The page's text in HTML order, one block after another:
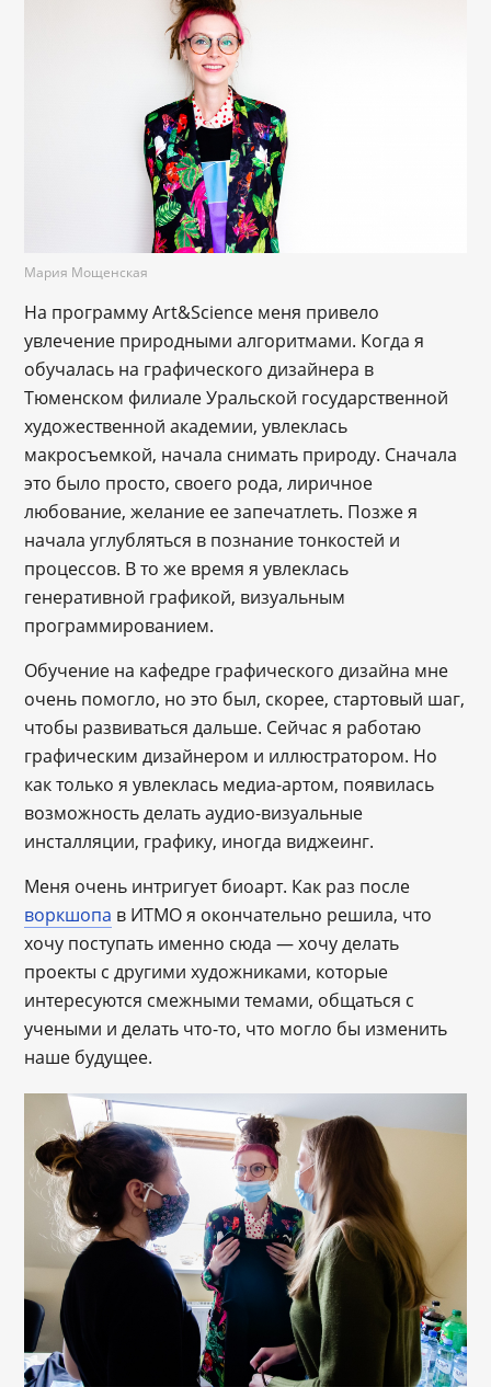
Мария Мощенская
На программу Art&Science меня привело
увлечение природными алгоритмами. Когда я
обучалась на графического дизайнера в
Тюменском филиале Уральской государственной
художественной академии, увлеклась
макросъемкой, начала снимать природу. Сначала
это было просто, своего рода, лиричное
любование, желание ее запечатлеть. Позже я
начала углубляться в познание тонкостей и
процессов. В то же время я увлеклась
генеративной графикой, визуальным
программированием.
Обучение на кафедре графического дизайна мне
очень помогло, но это был, скорее, стартовый шаг,
чтобы развиваться дальше. Сейчас я работаю
графическим дизайнером и иллюстратором. Но
как только я увлеклась медиа-артом, появилась
возможность делать аудио-визуальные
инсталляции, графику, иногда виджеинг.
Меня очень интригует биоарт. Как раз после
воркшопа в ИТМО я окончательно решила, что
хочу поступать именно сюда — хочу делать
проекты с другими художниками, которые
интересуются смежными темами, общаться с
учеными и делать что-то, что могло бы изменить
наше будущее.